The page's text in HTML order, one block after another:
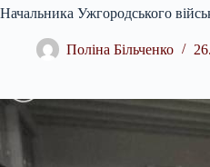
Начальника Ужгородського
Поліна Більченко